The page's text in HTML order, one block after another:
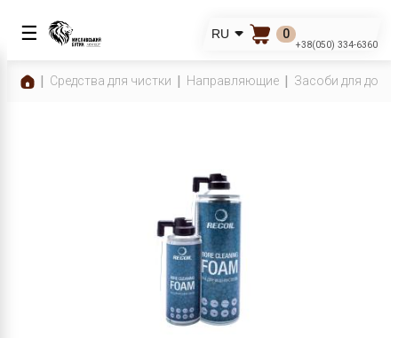
☰ RU 0
+38(050) 334-6360
Средства для чистки Направляющие Засоби для